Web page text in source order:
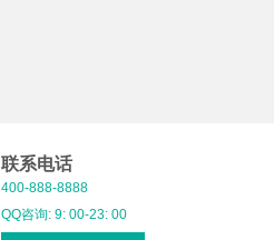
联系电话
400-888-8888
QQ咨询: 9: 00-23: 00